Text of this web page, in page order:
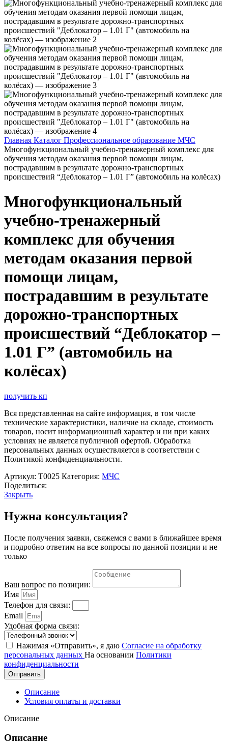
Главная Каталог Профессиональное образование МЧС
Многофункциональный учебно-тренажерный комплекс для
обучения методам оказания первой помощи лицам,
пострадавшим в результате дорожно-транспортных
происшествий “Деблокатор – 1.01 Г” (автомобиль на колёсах)
Многофункциональный
учебно-тренажерный
комплекс для обучения
методам оказания первой
помощи лицам,
пострадавшим в результате
дорожно-транспортных
происшествий “Деблокатор –
1.01 Г” (автомобиль на
колёсах)
получить кп
Вся представленная на сайте информация, в том числе
технические характеристики, наличие на складе, стоимость
товаров, носит информационный характер и ни при каких
условиях не является публичной офертой. Обработка
персональных данных осуществляется в соответствии с
Политикой конфиденциальности.
Артикул: Т0025 Категория: МЧС
Поделиться:
Закрыть
Нужна консультация?
После получения заявки, свяжемся с вами в ближайшее время
и подробно ответим на все вопросы по данной позиции и не
только
Ваш вопрос по позиции:
Имя
Телефон для связи:
Email
Удобная форма связи:
Нажимая «Отправить», я даю Согласие на обработку
персональных данных На основании Политики
конфиденциальности
Отправить
Описание
Условия оплаты и доставки
Описание
Описание